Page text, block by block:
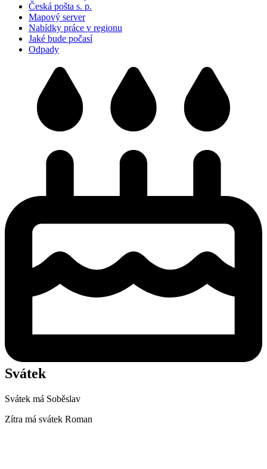
Česká pošta s. p.
Mapový server
Nabídky práce v regionu
Jaké bude počasí
Odpady
Svátek
Svátek má Soběslav
Zítra má svátek Roman